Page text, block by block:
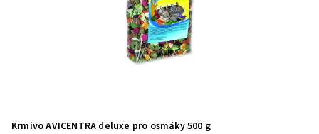
Krmivo AVICENTRA deluxe pro osmáky 500 g